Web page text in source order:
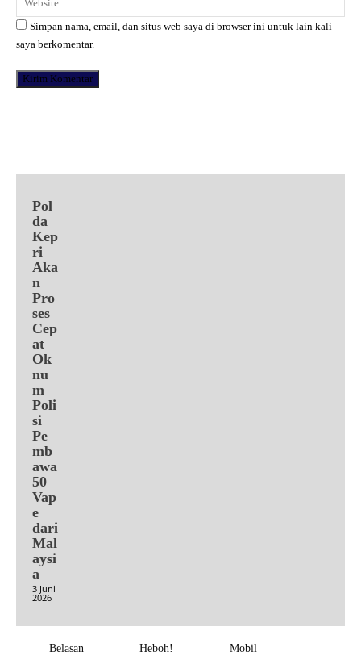
Simpan nama, email, dan situs web saya di browser ini untuk lain kali
saya berkomentar.
Pol
da
Kep
ri
Aka
n
Pro
ses
Cep
at
Ok
nu
m
Poli
si
Pe
mb
awa
50
Vap
e
dari
Mal
aysi
a
3 Juni
2026
Belasan
Heboh!
Mobil